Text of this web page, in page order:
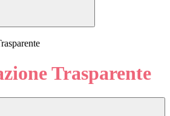
Trasparente